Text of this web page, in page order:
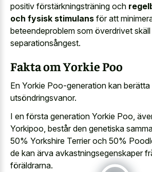
positiv förstärkningsträning och
och fysisk stimulans för att
beteendeproblem som överdrivet
separationsångest.
Fakta om Yorkie Poo
En Yorkie Poo-generation kan
utsöndringsvanor.
I en första generation Yorkie Poo,
Yorkipoo, består den genetiska
50% Yorkshire Terrier och 50%
de kan ärva avkastningsegenskaper
föräldrarna.